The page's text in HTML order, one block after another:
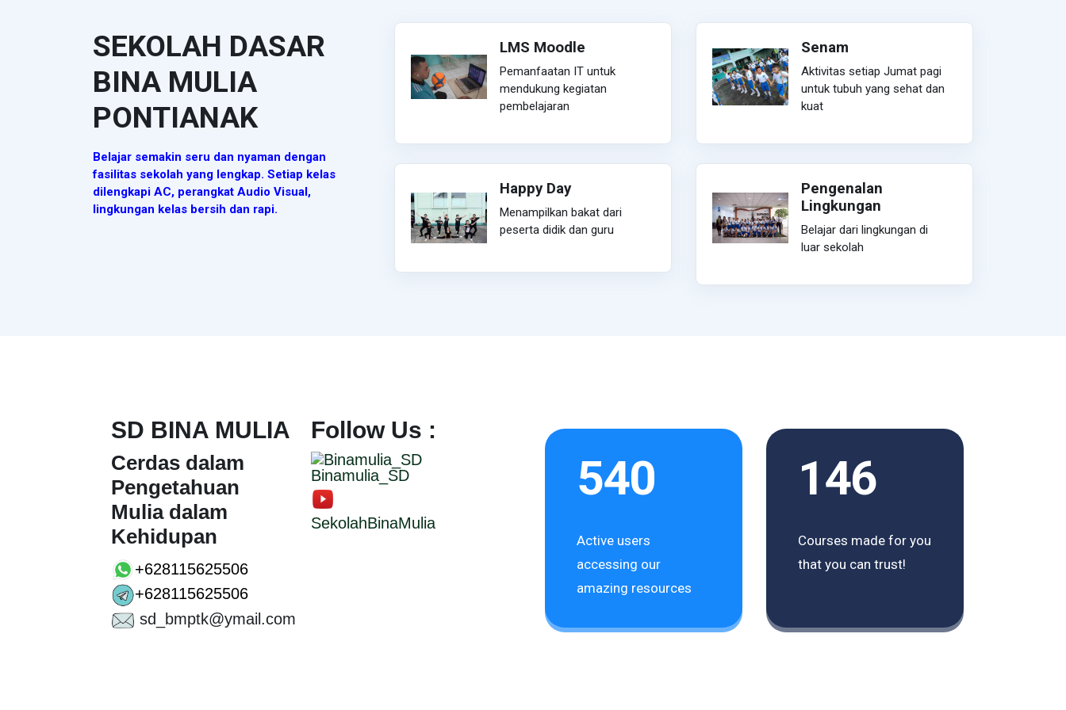
SEKOLAH DASAR
BINA MULIA
PONTIANAK
Belajar semakin seru dan nyaman dengan
fasilitas sekolah yang lengkap. Setiap kelas
dilengkapi AC, perangkat Audio Visual,
lingkungan kelas bersih dan rapi.
LMS Moodle
Pemanfaatan IT untuk
mendukung kegiatan
pembelajaran
Senam
Aktivitas setiap Jumat pagi
untuk tubuh yang sehat dan
kuat
Happy Day
Menampilkan bakat dari
peserta didik dan guru
Pengenalan
Lingkungan
Belajar dari lingkungan di
luar sekolah
SD BINA MULIA
Cerdas dalam
Pengetahuan
Mulia dalam
Kehidupan
Follow Us :
Binamulia_SD
SekolahBinaMulia
+628115625506
+628115625506
sd_bmptk@ymail.com
540
Active users
accessing our
amazing resources
146
Courses made for you
that you can trust!